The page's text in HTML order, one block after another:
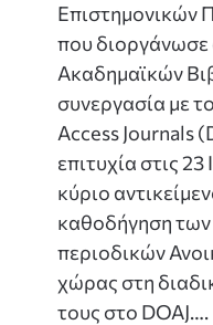
Επιστημονικών
που
Ακαδημαϊκών
συνεργασία με
Access Journals
επιτυχία στις
κύριο
καθοδήγηση των
περιοδικών
χώρας στη
τους στο DOAJ….